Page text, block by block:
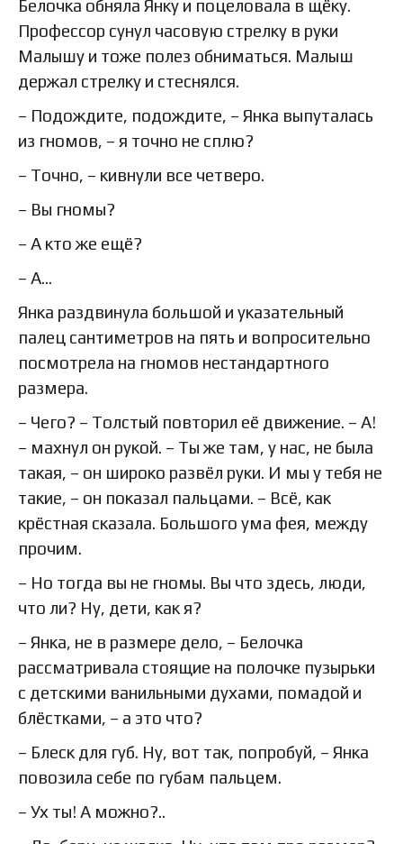
Белочка обняла Янку и поцеловала в щёку.
Профессор сунул часовую стрелку в руки
Малышу и тоже полез обниматься. Малыш
держал стрелку и стеснялся.
– Подождите, подождите, – Янка выпуталась
из гномов, – я точно не сплю?
– Точно, – кивнули все четверо.
– Вы гномы?
– А кто же ещё?
– А…
Янка раздвинула большой и указательный
палец сантиметров на пять и вопросительно
посмотрела на гномов нестандартного
размера.
– Чего? – Толстый повторил её движение. – А!
– махнул он рукой. – Ты же там, у нас, не была
такая, – он широко развёл руки. И мы у тебя не
такие, – он показал пальцами. – Всё, как
крёстная сказала. Большого ума фея, между
прочим.
– Но тогда вы не гномы. Вы что здесь, люди,
что ли? Ну, дети, как я?
– Янка, не в размере дело, – Белочка
рассматривала стоящие на полочке пузырьки
с детскими ванильными духами, помадой и
блёстками, – а это что?
– Блеск для губ. Ну, вот так, попробуй, – Янка
повозила себе по губам пальцем.
– Ух ты! А можно?..